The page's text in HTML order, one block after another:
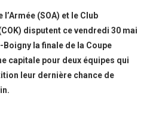
(SOA) et le Club
disputent ce vendredi 30 mai
la finale de la Coupe
capitale pour deux équipes qui
leur dernière chance de